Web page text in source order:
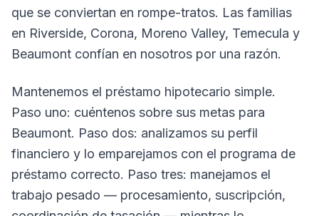
que se conviertan en rompe-tratos. Las familias
en Riverside, Corona, Moreno Valley, Temecula y
Beaumont confían en nosotros por una razón.
Mantenemos el préstamo hipotecario simple.
Paso uno: cuéntenos sobre sus metas para
Beaumont. Paso dos: analizamos su perfil
financiero y lo emparejamos con el programa de
préstamo correcto. Paso tres: manejamos el
trabajo pesado — procesamiento, suscripción,